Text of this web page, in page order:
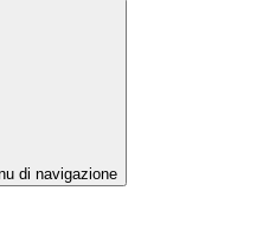
di navigazione